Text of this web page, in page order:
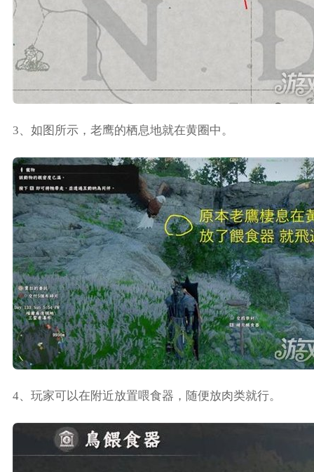
3、如图所示，老鹰的栖息地就在黄圈中。
4、玩家可以在附近放置喂食器，随便放肉类就行。